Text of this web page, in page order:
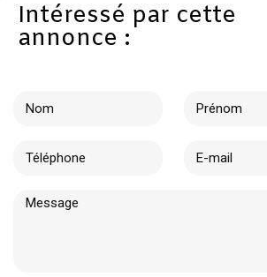
Intéressé par cette
annonce :